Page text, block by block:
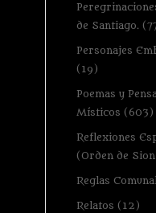
de Santiago.
Personajes
(19)
Poemas y
Místicos (603)
Reflexiones
(Orden de
Reglas
Relatos (12)